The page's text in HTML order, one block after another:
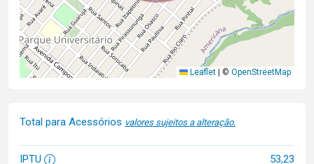
Leaflet | © OpenStreetMap
Total para Acessórios valores sujeitos a alteração.
IPTU 53,23